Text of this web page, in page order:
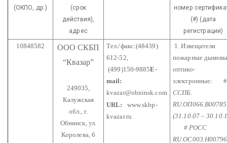
(ОКПО, др.)
(срок
действия),
адрес
номер
(#) (дата
регистрации)
10848582
ООО СКБП
“Квазар”
249035,
Калужская
обл.,
г.
Обнинск, ул.
Королева, 6
Тел./факс:(48439)
612-52,
(499)150-9885E-
mail:
kvazar@obninsk.com
URL: www.skbp-
kvazar.ru
1. Извещатели
пожарные
оптико-
электронные:
#
ССПБ.
RU.ОП066.В00785
(31.10.07 –
# РОСС
RU.ОС003.Н00796